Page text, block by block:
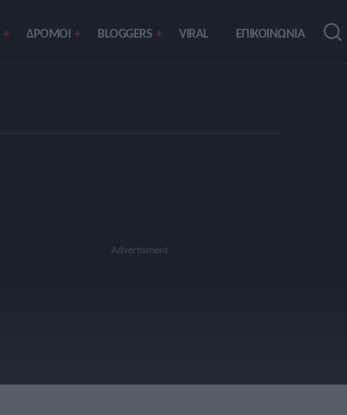
ΔΡΟΜΟΙ BLOGGERS VIRAL ΕΠΙΚΟΙΝΩΝΙΑ